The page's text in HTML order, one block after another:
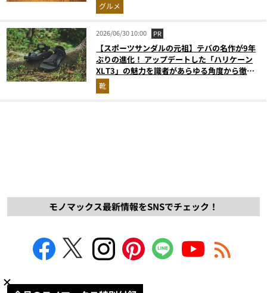
グルメ
2026/06/30 10:00 PR
【スポーツサンダルの元祖】テバの名作が9年
ぶりの進化！ アップデートした「ハリケーン
XLT3」の魅力を識者があらゆる角度から徹底
解説！
靴
モノマックス最新情報をSNSでチェック！